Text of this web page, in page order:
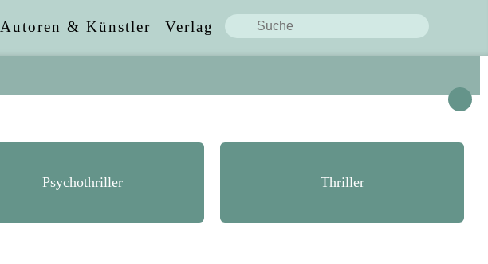
Autoren & Künstler Verlag
Facebook
Psychothriller Thriller